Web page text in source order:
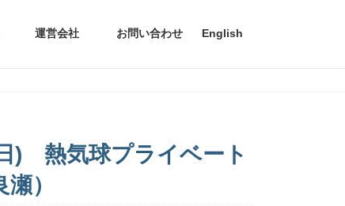
運営会社 お問い合わせ English
) 熱気球プライベート
）